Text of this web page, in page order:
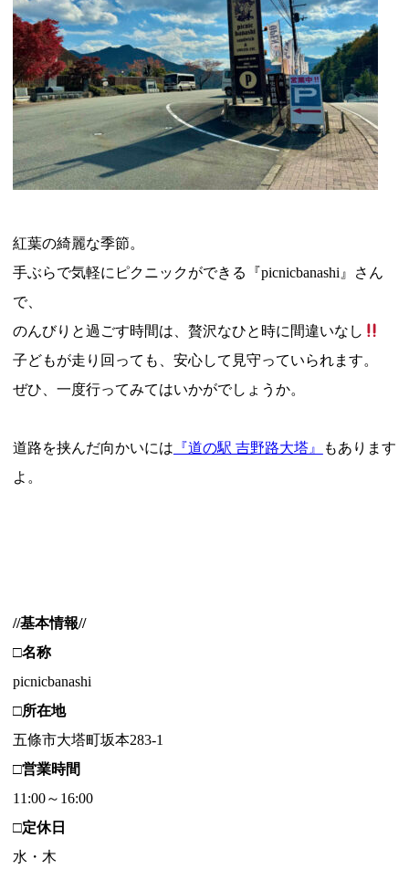
紅葉の綺麗な季節。
手ぶらで気軽にピクニックができる『picnicbanashi』さん
で、
のんびりと過ごす時間は、贅沢なひと時に間違いなし
子どもが走り回っても、安心して見守っていられます。
ぜひ、一度行ってみてはいかがでしょうか。
道路を挟んだ向かいには 『道の駅 吉野路大塔』
もあります
よ。
//基本情報//
□名称
picnicbanashi
□所在地
五條市大塔町坂本283-1
□営業時間
11:00～16:00
□定休日
水・木